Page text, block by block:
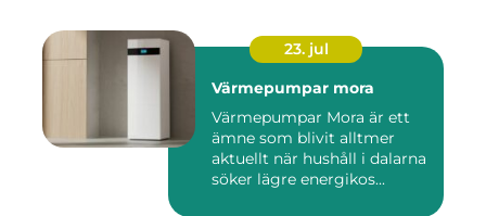
23. jul
Värmepumpar mora
Värmepumpar Mora är ett
ämne som blivit alltmer
aktuellt när hushåll i dalarna
söker lägre energikos...